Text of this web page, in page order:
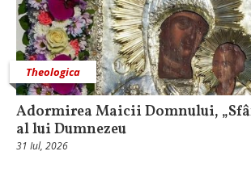
Theologica
Adormirea Maicii Domnului,
al lui Dumnezeu
31 Iul, 2026